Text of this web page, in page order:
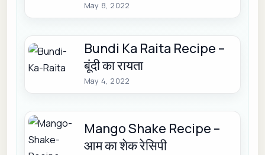
May 8, 2022
Bundi Ka Raita Recipe –
बूंदी का रायता
May 4, 2022
Mango Shake Recipe –
आम का शेक रेसिपी